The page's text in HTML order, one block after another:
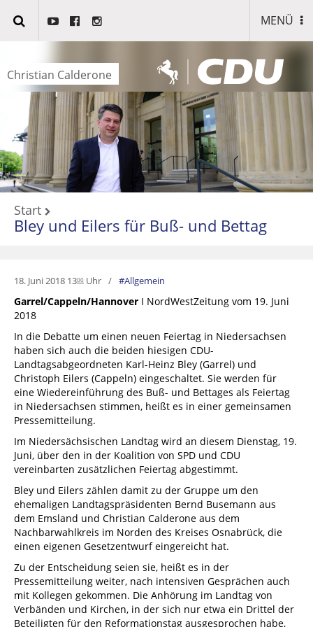
MENÜ
Christian Calderone
Start
Bley und Eilers für Buß- und Bettag
18. Juni 2018 1300 Uhr Allgemein
Garrel/Cappeln/Hannover I NordWestZeitung vom 19. Juni
2018
In die Debatte um einen neuen Feiertag in Niedersachsen
haben sich auch die beiden hiesigen CDU-
Landtagsabgeordneten Karl-Heinz Bley (Garrel) und
Christoph Eilers (Cappeln) eingeschaltet. Sie werden für
eine Wiedereinführung des Buß- und Bettages als Feiertag
in Niedersachsen stimmen, heißt es in einer gemeinsamen
Pressemitteilung.
Im Niedersächsischen Landtag wird an diesem Dienstag, 19.
Juni, über den in der Koalition von SPD und CDU
vereinbarten zusätzlichen Feiertag abgestimmt.
Bley und Eilers zählen damit zu der Gruppe um den
ehemaligen Landtagspräsidenten Bernd Busemann aus
dem Emsland und Christian Calderone aus dem
Nachbarwahlkreis im Norden des Kreises Osnabrück, die
einen eigenen Gesetzentwurf eingereicht hat.
Zu der Entscheidung seien sie, heißt es in der
Pressemitteilung weiter, nach intensiven Gesprächen auch
mit Kollegen gekommen. Die Anhörung im Landtag von
Verbänden und Kirchen, in der sich nur etwa ein Drittel der
Beteiligten für den Reformationstag ausgesprochen habe,